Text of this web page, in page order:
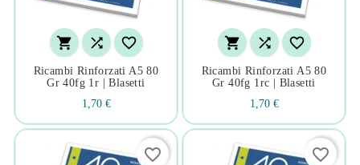
  
Ricambi Rinforzati A5 80
Gr 40fg 1r | Blasetti
1,70 €
  
Ricambi Rinforzati A5 80
Gr 40fg 1rc | Blasetti
1,70 €
favorite_border favorite_border